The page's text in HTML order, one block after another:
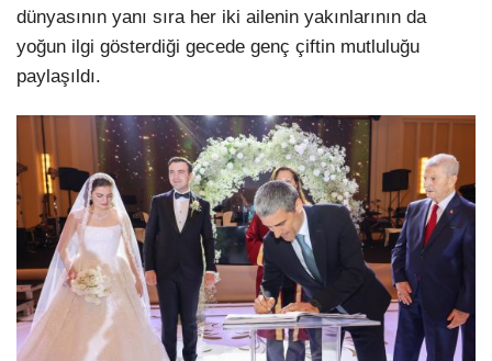
dünyasının yanı sıra her iki ailenin yakınlarının da
yoğun ilgi gösterdiği gecede genç çiftin mutluluğu
paylaşıldı.